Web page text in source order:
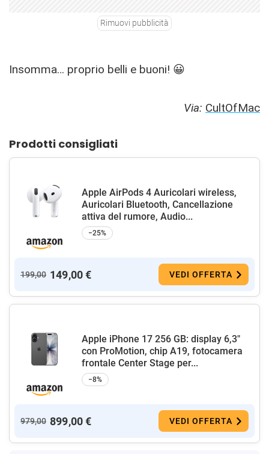
Rimuovi pubblicità
Insomma… proprio belli e buoni! 😀
Via: CultOfMac
Prodotti consigliati
Apple AirPods 4 Auricolari wireless,
Auricolari Bluetooth, Cancellazione
attiva del rumore, Audio...
−25%
199,00 149,00 € VEDI OFFERTA
Apple iPhone 17 256 GB: display 6,3"
con ProMotion, chip A19, fotocamera
frontale Center Stage per...
−8%
979,00 899,00 € VEDI OFFERTA